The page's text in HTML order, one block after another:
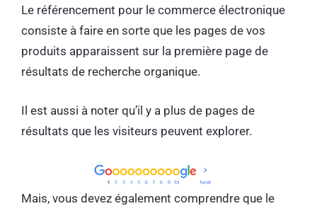
Le référencement pour le commerce électronique
consiste à faire en sorte que les pages de vos
produits apparaissent sur la première page de
résultats de recherche organique.
Il est aussi à noter qu’il y a plus de pages de
résultats que les visiteurs peuvent explorer.
Mais, vous devez également comprendre que le